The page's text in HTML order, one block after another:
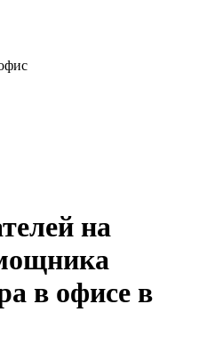
на
в офисе в